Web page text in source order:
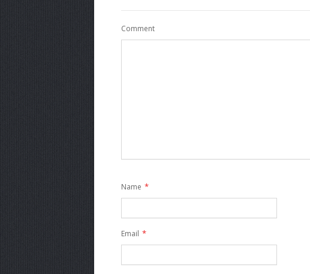
Comment
Name *
Email *